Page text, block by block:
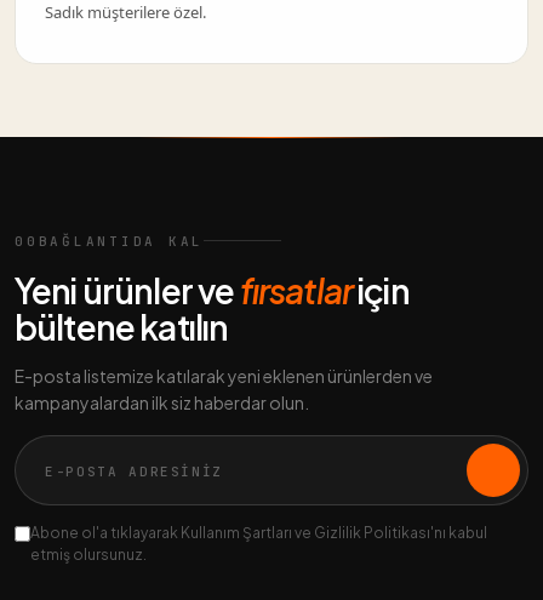
Sadık müşterilere özel.
00 BAĞLANTIDA KAL
Yeni ürünler vefırsatlariçin
bültene katılın
E-posta listemize katılarak yeni eklenen ürünlerden ve
kampanyalardan ilk siz haberdar olun.
Abone ol'a tıklayarak Kullanım Şartları ve Gizlilik Politikası'nı kabul
etmiş olursunuz.